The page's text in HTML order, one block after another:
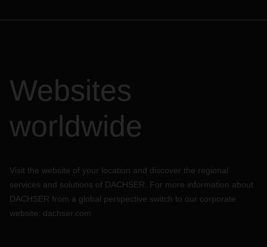
Websites
worldwide
Visit the website of your location and discover the regional
services and solutions of DACHSER. For more information about
DACHSER from a global perspective switch to our corporate
website: dachser.com